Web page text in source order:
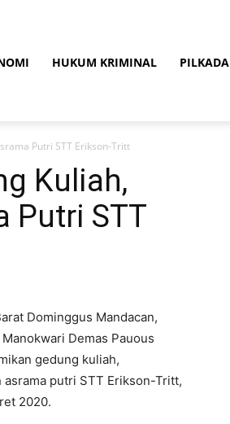
HUKUM KRIMINAL PILKADA
Putri STT Erikson-Tritt
Kuliah,
Putri STT
Dominggus Mandacan,
Demas Pauous
gedung kuliah,
asrama putri STT Erikson-Tritt,
2020.